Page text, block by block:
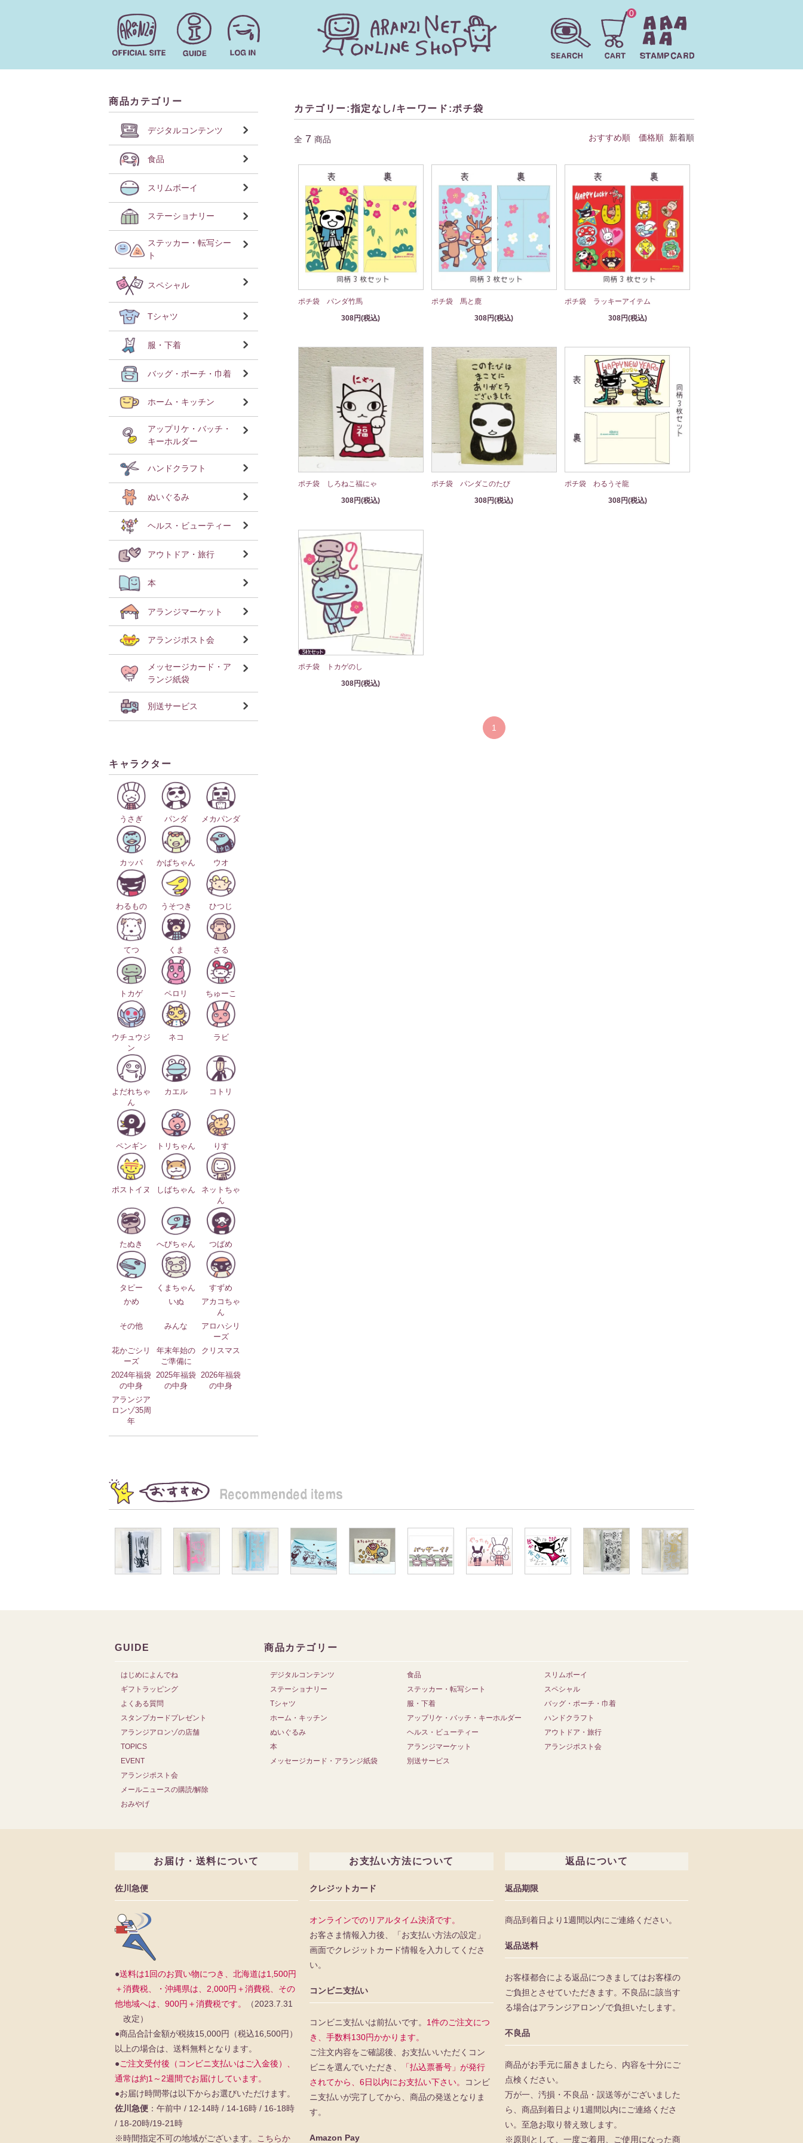
検索する
0
商品カテゴリー
デジタルコンテンツ
食品
スリムボーイ
ステーショナリー
ステッカー・転写シー
ト
スペシャル
Tシャツ
服・下着
バッグ・ポーチ・巾着
ホーム・キッチン
アップリケ・バッチ・
キーホルダー
ハンドクラフト
ぬいぐるみ
ヘルス・ビューティー
アウトドア・旅行
本
アランジマーケット
アランジポスト会
メッセージカード・ア
ランジ紙袋
別送サービス
キャラクター
うさぎ パンダ メカパンダ
カッパ かぱちゃん ウオ
わるもの うそつき ひつじ
てつ くま さる
トカゲ ペロリ ちゅーこ
ウチュウジ
ン
ネコ ラビ
よだれちゃ
ん
カエル コトリ
ペンギン トリちゃん りす
ポストイヌ しばちゃん
ネットちゃ
ん
たぬき へびちゃん つばめ
タピー くまちゃん
すずめ
かめ
いぬ
アカコちゃ
ん
その他
みんな
アロハシリ
ーズ
花かごシリ
ーズ
年末年始の
ご準備に
クリスマス
2024年福袋
の中身
2025年福袋
の中身
2026年福袋
の中身
アランジア
ロンゾ35周
年
カテゴリー:指定なし/キーワード:ポチ袋
全 7 商品 おすすめ順 価格順 新着順
ポチ袋 パンダ竹馬
308円(税込)
ポチ袋 馬と鹿
308円(税込)
ポチ袋 ラッキーアイテム
308円(税込)
ポチ袋 しろねこ福にゃ
308円(税込)
ポチ袋 パンダこのたび
308円(税込)
ポチ袋 わるうそ龍
308円(税込)
ポチ袋 トカゲのし
308円(税込)
1
GUIDE
はじめによんでね
ギフトラッピング
よくある質問
スタンプカードプレゼント
アランジアロンゾの店舗
TOPICS
EVENT
アランジポスト会
メールニュースの購読/解除
おみやげ
商品カテゴリー
デジタルコンテンツ 食品
スリムボーイ
ステーショナリー
ステッカー・転写シート
スペシャル
Tシャツ
服・下着
バッグ・ポーチ・巾着
ホーム・キッチン
アップリケ・バッチ・キーホルダー
ハンドクラフト
ぬいぐるみ
ヘルス・ビューティー
アウトドア・旅行
本
アランジマーケット
アランジポスト会
メッセージカード・アランジ紙袋
別送サービス
お届け・送料について
佐川急便
●送料は1回のお買い物につき、北海道は1,500円
＋消費税、・沖縄県は、2,000円＋消費税、その
他地域へは、900円＋消費税です。
（2023.7.31
改定）
●商品合計金額が税抜15,000円（税込16,500円）
以上の場合は、送料無料となります。
●ご注文受付後（コンビニ支払いはご入金後）、
通常は約1～2週間でお届けしています。
●お届け時間帯は以下からお選びいただけます。
佐川急便：午前中 / 12-14時 / 14-16時 / 16-18時
/ 18-20時/19-21時
※時間指定不可の地域がございます。
こちらか
お支払い方法について
クレジットカード
オンラインでのリアルタイム決済です。
お客さま情報入力後、「お支払い方法の設定」
画面でクレジットカード情報を入力してくださ
い。
コンビニ支払い
コンビニ支払いは前払いです。 1件のご注文につ
き、手数料130円かかります。
ご注文内容をご確認後、お支払いいただくコン
ビニを選んでいただき、
「払込票番号」が発行
されてから、6日以内にお支払い下さい。 コンビ
ニ支払いが完了してから、商品の発送となりま
す。
Amazon Pay
返品について
返品期限
商品到着日より1週間以内にご連絡ください。
返品送料
お客様都合による返品につきましてはお客様の
ご負担とさせていただきます。不良品に該当す
る場合はアランジアロンゾで負担いたします。
不良品
商品がお手元に届きましたら、内容を十分にご
点検ください。
万が一、汚損・不良品・誤送等がございました
ら、商品到着日より1週間以内にご連絡くださ
い。至急お取り替え致します。
※原則として、一度ご着用、ご使用になった商